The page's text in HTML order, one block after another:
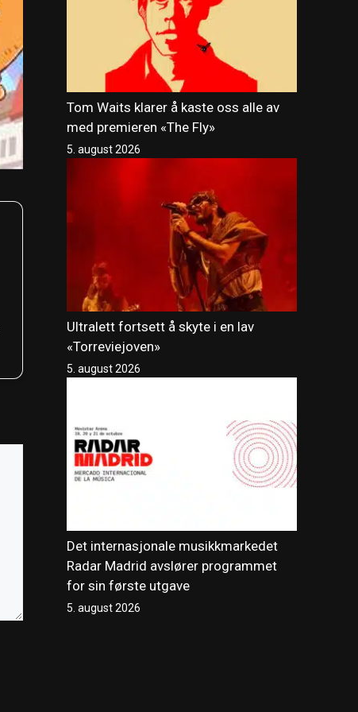
Tom Waits klarer å kaste oss alle av
med premieren «The Fly»
5. august 2026
Ultralett fortsett å skyte i en lav
«Torreviejoven»
5. august 2026
Det internasjonale musikkmarkedet
Radar Madrid avslører programmet
for sin første utgave
5. august 2026